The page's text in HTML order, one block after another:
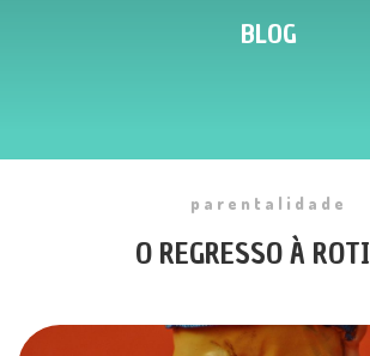
BLOG
parentalidade
O REGRESSO À